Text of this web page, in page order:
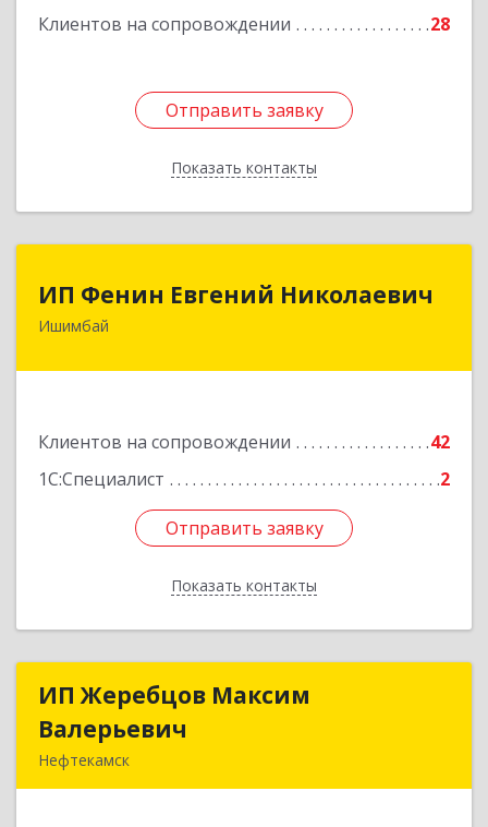
Клиентов на сопровождении 28
Отправить заявку
Показать контакты
Отправить заявку
Назад
ИП Фенин Евгений Николаевич
Ишимбай
Клиентов на сопровождении
42
1С:Специалист
2
Отправить заявку
Показать контакты
ИП Фенин Евгений Николаевич
453211, Башкортостан Респ, Ишимбайский р-н,
Отправить заявку
Назад
ИП Жеребцов Максим
Валерьевич
Нефтекамск
ИП Жеребцов Максим